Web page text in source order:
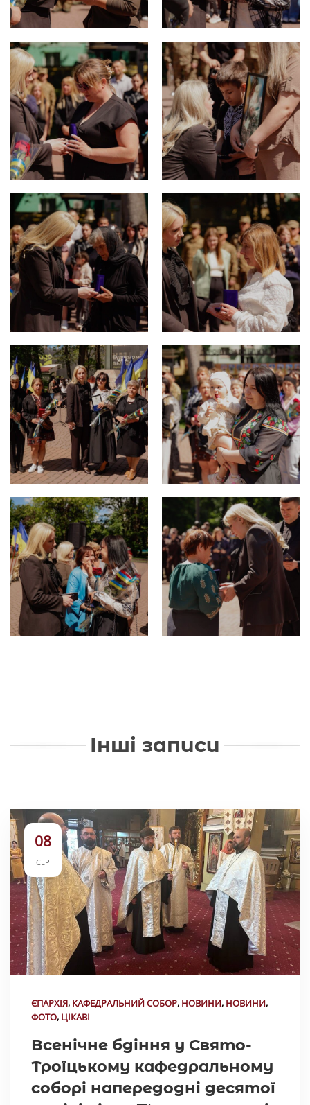
Інші записи
08
СЕР
ЄПАРХІЯ, КАФЕДРАЛЬНИЙ СОБОР, НОВИНИ, НОВИНИ,
ФОТО, ЦІКАВІ
Всенічне бдіння у Свято-
Троїцькому кафедральному
соборі напередодні десятої